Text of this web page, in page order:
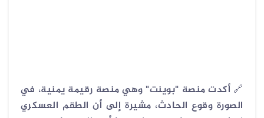
🔗 أكدت منصة "بوينت" وهي منصة رقيمة يمنية، في
الصورة وقوع الحادث، مشيرة إلى أن الطقم العسكري